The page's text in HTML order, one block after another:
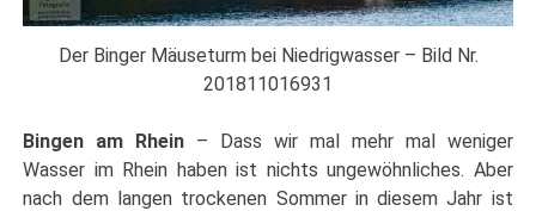
Der Binger Mäuseturm bei Niedrigwasser – Bild Nr.
201811016931
Bingen am Rhein – Dass wir mal mehr mal weniger
Wasser im Rhein haben ist nichts ungewöhnliches. Aber
nach dem langen trockenen Sommer in diesem Jahr ist